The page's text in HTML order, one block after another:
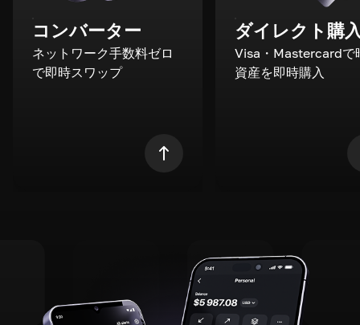
コンバーター
ネットワーク手数料ゼロ
で即時スワップ
ダイレクト購
Visa・Mastercardで
資産を即時購入